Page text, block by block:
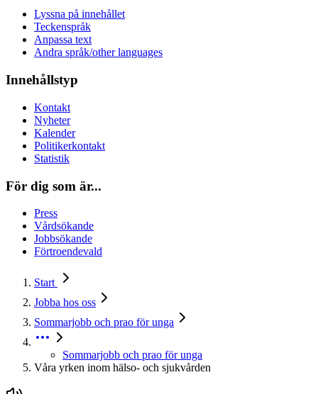
Lyssna på innehållet
Teckenspråk
Anpassa text
Andra språk/other languages
Innehållstyp
Kontakt
Nyheter
Kalender
Politikerkontakt
Statistik
För dig som är...
Press
Vårdsökande
Jobbsökande
Förtroendevald
Start
Jobba hos oss
Sommarjobb och prao för unga
Sommarjobb och prao för unga
Våra yrken inom hälso- och sjukvården